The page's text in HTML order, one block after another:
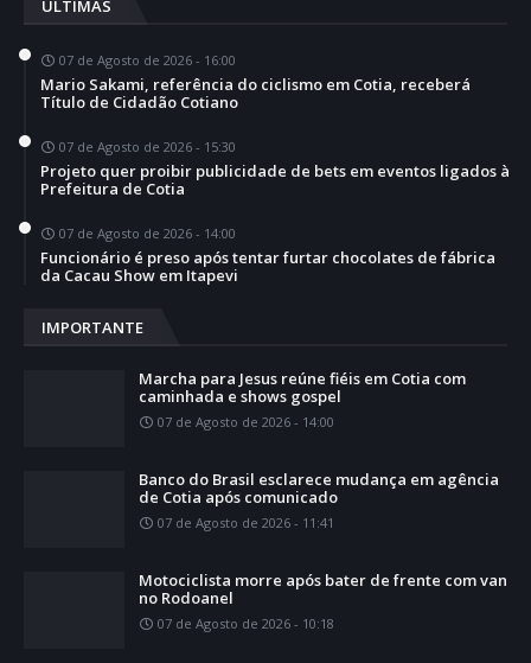
ÚLTIMAS
07 de Agosto de 2026 - 16:00
Mario Sakami, referência do ciclismo em Cotia, receberá
Título de Cidadão Cotiano
07 de Agosto de 2026 - 15:30
Projeto quer proibir publicidade de bets em eventos ligados à
Prefeitura de Cotia
07 de Agosto de 2026 - 14:00
Funcionário é preso após tentar furtar chocolates de fábrica
da Cacau Show em Itapevi
IMPORTANTE
Marcha para Jesus reúne fiéis em Cotia com
caminhada e shows gospel
07 de Agosto de 2026 - 14:00
Banco do Brasil esclarece mudança em agência
de Cotia após comunicado
07 de Agosto de 2026 - 11:41
Motociclista morre após bater de frente com van
no Rodoanel
07 de Agosto de 2026 - 10:18